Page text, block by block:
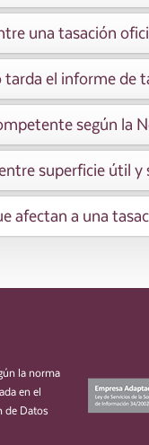
una tasación
tarda el informe de
según la
superficie útil
afectan a una
la norma
en el
de Datos